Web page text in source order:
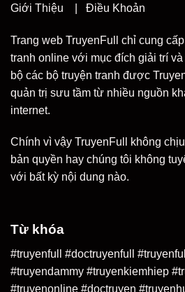
Giới Thiệu Điều Khoản
Trang web TruyenFull chỉ cung
tranh online với mục đích giải trí
bộ các bộ truyện tranh được
quản trị sưu tầm từ nhiều nguồn
internet.
Chính vì vậy TruyenFull không
bản quyền hay chúng tôi không
với bất kỳ nội dung nào.
Từ khóa
#truyenfull #doctruyenfull
#truyendammy #truyenkiemhiep
#truyenonline #doctruyen